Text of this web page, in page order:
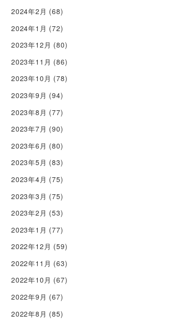
2024年2月 (68)
2024年1月 (72)
2023年12月 (80)
2023年11月 (86)
2023年10月 (78)
2023年9月 (94)
2023年8月 (77)
2023年7月 (90)
2023年6月 (80)
2023年5月 (83)
2023年4月 (75)
2023年3月 (75)
2023年2月 (53)
2023年1月 (77)
2022年12月 (59)
2022年11月 (63)
2022年10月 (67)
2022年9月 (67)
2022年8月 (85)